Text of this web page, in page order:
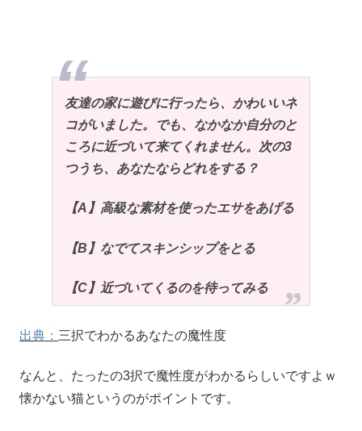
友達の家に遊びに行ったら、かわいいネ
コがいました。でも、なかなか自分のと
ころに近づいて来てくれません。次の3
つうち、あなたならどれをする？
【A】高級な素材を使ったエサをあげる
【B】なでてスキンシップをとる
【C】近づいてくるのを待ってみる
出典： 三択でわかるあなたの魔性度
なんと、たったの3択で魔性度がわかるらしいですよｗ
懐かない猫というのがポイントです。